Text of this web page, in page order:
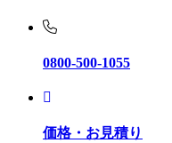
0800-500-1055
価格・お見積り